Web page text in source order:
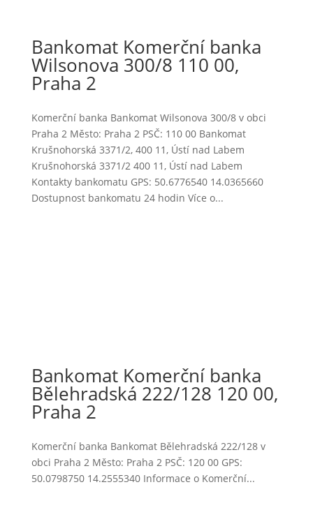
Bankomat Komerční banka
Wilsonova 300/8 110 00,
Praha 2
Komerční banka Bankomat Wilsonova 300/8 v obci
Praha 2 Město: Praha 2 PSČ: 110 00 Bankomat
Krušnohorská 3371/2, 400 11, Ústí nad Labem
Krušnohorská 3371/2 400 11, Ústí nad Labem
Kontakty bankomatu GPS: 50.6776540 14.0365660
Dostupnost bankomatu 24 hodin Více o...
Bankomat Komerční banka
Bělehradská 222/128 120 00,
Praha 2
Komerční banka Bankomat Bělehradská 222/128 v
obci Praha 2 Město: Praha 2 PSČ: 120 00 GPS:
50.0798750 14.2555340 Informace o Komerční...